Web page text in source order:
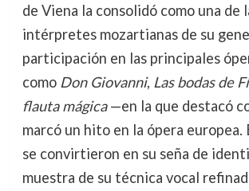
de Viena la consolidó como una de
intérpretes mozartianas de su
participación en las principales
como Don Giovanni, Las bodas de
flauta mágica—en la que destacó
marcó un hito en la ópera europea.
se convirtieron en su seña de
muestra de su técnica vocal